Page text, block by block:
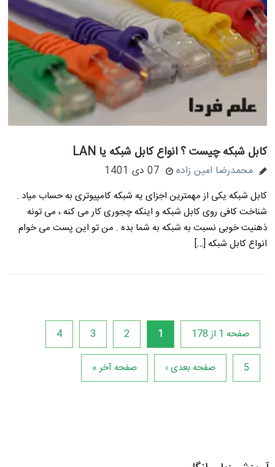
کابل شبکه چیست ؟ انواع کابل شبکه یا LAN
محمدرضا امین زاده 07 دی 1401
کابل شبکه یکی از مهمترین اجزای یه شبکه کامپیوتری به حساب میاد .
شناخت کافی روی کابل شبکه و اینکه چجوری کار می کنه ، می تونه
ذهنیت خوبی نسبت به شبکه به شما بده . من تو این پست می خوام
انواع کابل شبکه […]
صفحه 1 از 178 1
2
3
4
5 صفحه بعدی › صفحه آخر »